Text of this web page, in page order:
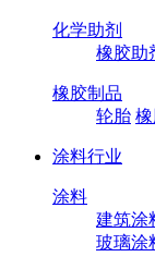
化学助剂
橡胶助
橡胶制品
轮胎
涂料行业
涂料
建筑涂
玻璃涂